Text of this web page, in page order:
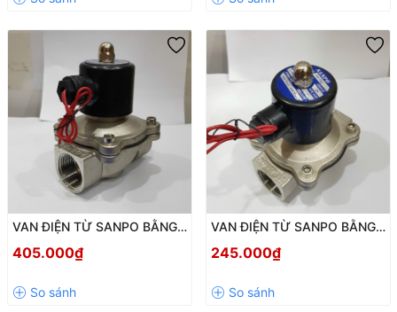
VAN ĐIỆN TỪ SANPO BẰNG
NƯỚC DN15-50
405.000₫
VAN ĐIỆN TỪ SANPO BẰNG
NƯỚC DN15-50
245.000₫